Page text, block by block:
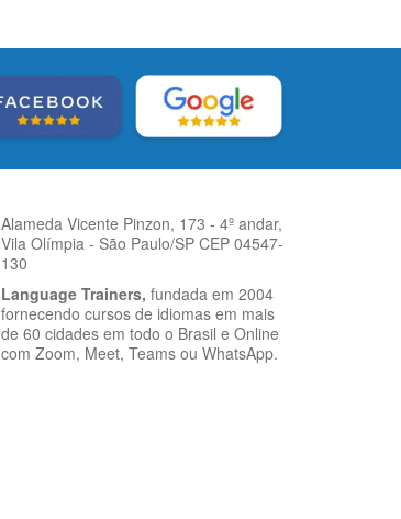
Alameda Vicente Pinzon, 173 - 4º andar,
Vila Olímpia - São Paulo/SP CEP 04547-
130
Language Trainers, fundada em 2004
fornecendo cursos de idiomas em mais
de 60 cidades em todo o Brasil e Online
com Zoom, Meet, Teams ou WhatsApp.